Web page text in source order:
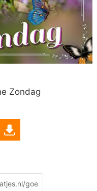
Zondag